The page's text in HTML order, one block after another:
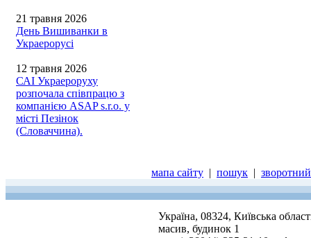
21 травня 2026
День Вишиванки в
Украерорусі
12 травня 2026
САІ Украероруху
розпочала співпрацю з
компанією ASAP s.r.o. у
місті Пезінок
(Словаччина).
мапа сайту | пошук |
Україна, 08324, Київська
масив, будинок 1